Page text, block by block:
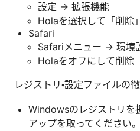
設定 → 拡張機能
Holaを選択して「削除」
Safari
Safariメニュー → 環境
Holaをオフにして削除
レジストリ・設定ファイルの
Windowsのレジストリを
アップを取ってください。